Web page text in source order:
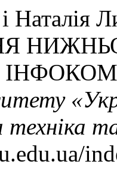
і
техніка